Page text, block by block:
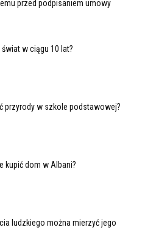
przed podpisaniem umowy
w ciągu 10 lat?
przyrody w szkole podstawowej?
kupić dom w Albani?
ludzkiego można mierzyć jego